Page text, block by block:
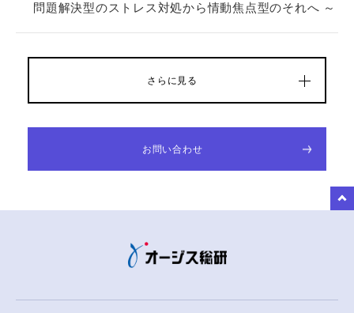
問題解決型のストレス対処から情動焦点型のそれへ ～
さらに見る
お問い合わせ